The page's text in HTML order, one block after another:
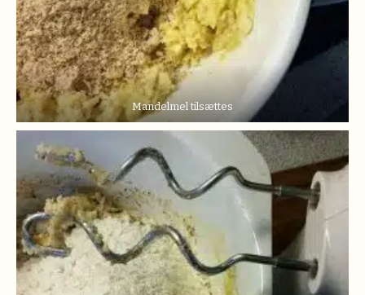
Mandelmel tilsættes